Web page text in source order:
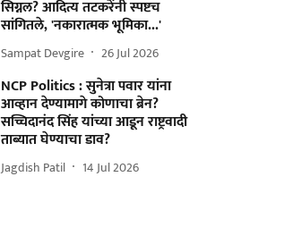
सिग्नल? आदित्य तटकरेंनी स्पष्टच
सांगितले, 'नकारात्मक भूमिका...'
Sampat Devgire 26 Jul 2026
NCP Politics : सुनेत्रा पवार यांना
आव्हान देण्यामागे कोणाचा ब्रेन?
सच्चिदानंद सिंह यांच्या आडून राष्ट्रवादी
ताब्यात घेण्याचा डाव?
Jagdish Patil 14 Jul 2026